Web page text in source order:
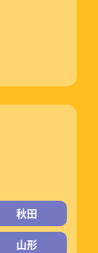
秋田
山形